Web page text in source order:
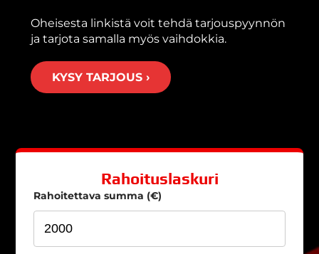
Oheisesta linkistä voit tehdä tarjouspyynnön
ja tarjota samalla myös vaihdokkia.
KYSY TARJOUS ›
Rahoituslaskuri
Rahoitettava summa (€)